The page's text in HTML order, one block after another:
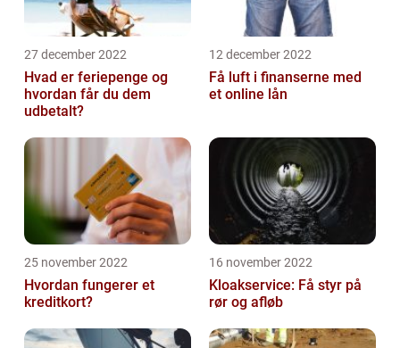
27 december 2022
Hvad er feriepenge og
hvordan får du dem
udbetalt?
12 december 2022
Få luft i finanserne med
et online lån
25 november 2022
Hvordan fungerer et
kreditkort?
16 november 2022
Kloakservice: Få styr på
rør og afløb